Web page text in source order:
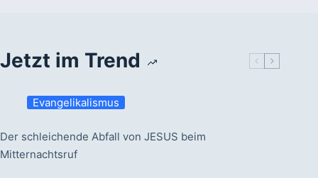
Jetzt im Trend
Evangelikalismus
Der schleichende Abfall von JESUS beim
Mitternachtsruf